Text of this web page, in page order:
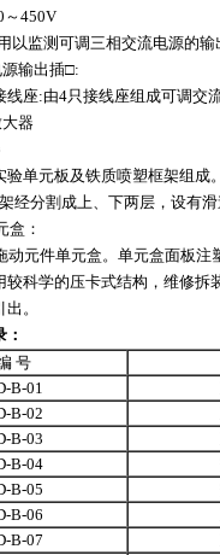
可调三相交流电源的输出
输出插□:
:由4只接线座组成
器
元板及铁质喷塑框架组成。
分割成上、下两层，设有滑
：
元件单元盒。单元盒面板注
较科学的压卡式结构，维修
。
号
B-01
B-02
B-03
B-04
B-05
B-06
B-07